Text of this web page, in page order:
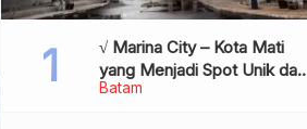
Batam
√ Marina City – Kota Mati
yang Menjadi Spot Unik dan
Bersejarah di Batam,